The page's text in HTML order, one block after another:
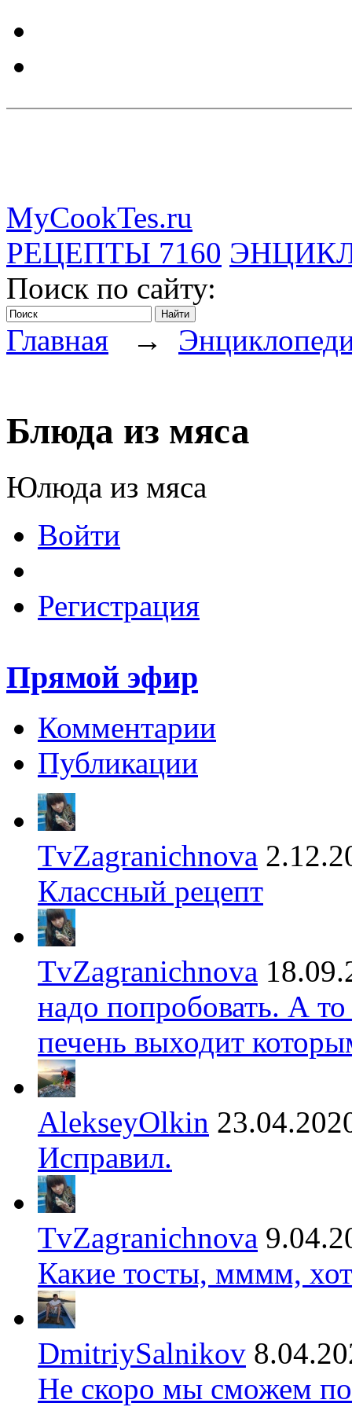
MyCookTes.ru
РЕЦЕПТЫ 7160
Поиск по сайту:
Главная →
Блюда из мяса
Юлюда из мяса
Войти
Регистрация
Прямой эфир
Комментарии
Публикации
TvZagranichnova
Классный рецепт
TvZagranichnova
надо попробовать. А
печень выходит
AlekseyOlkin
Исправил.
TvZagranichnova
Какие тосты, мммм,
DmitriySalnikov
Не скоро мы сможем